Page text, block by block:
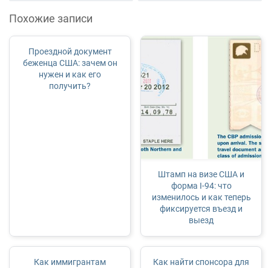
Похожие записи
Проездной документ
беженца США: зачем он
нужен и как его
получить?
Штамп на визе США и
форма I-94: что
изменилось и как теперь
фиксируется въезд и
выезд
Как иммигрантам
Как найти спонсора для